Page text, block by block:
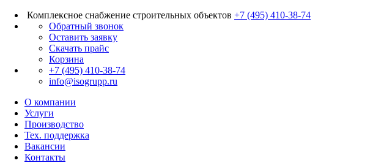
Комплексное снабжение строительных объектов +7 (495) 410-38-74
Обратный звонок
Оставить заявку
Скачать прайс
Корзина
+7 (495) 410-38-74
info@isogrupp.ru
О компании
Услуги
Производство
Тех. поддержка
Вакансии
Контакты